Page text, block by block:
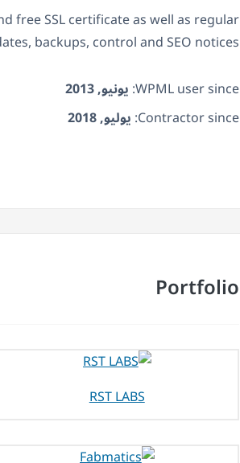
free SSL certificate as well as regular
backups, control and SEO notices.
WPML user since: يونيو, 2013
Contractor since: يوليو, 2018
Portfolio
RST LABS